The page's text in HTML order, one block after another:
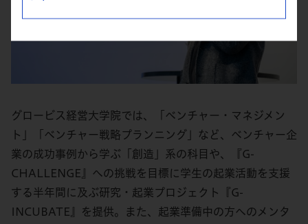
グロービス経営大学院では、「ベンチャー・マネジメン
ト」「ベンチャー戦略プランニング」など、ベンチャー企
業の成功事例から学ぶ「創造」系の科目や、『G-
CHALLENGE』への挑戦を目標に学生の起業活動を支援
する半年間に及ぶ研究・起業プロジェクト『G-
INCUBATE』を提供。また、起業準備中の方へのメンタ